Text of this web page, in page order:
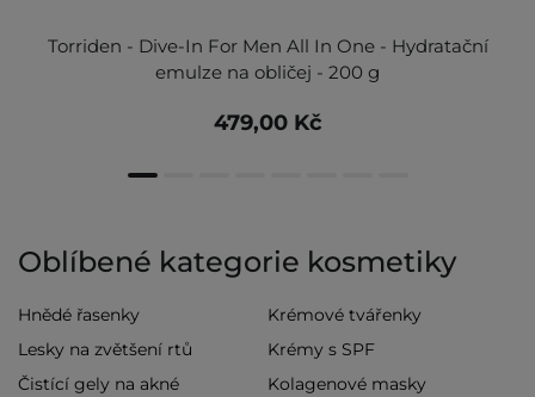
Torriden - Dive-In For Men All In One - Hydratační
emulze na obličej - 200 g
479,00 Kč
Oblíbené kategorie kosmetiky
Hnědé řasenky
Krémové tvářenky
Lesky na zvětšení rtů
Krémy s SPF
Čistící gely na akné
Kolagenové masky